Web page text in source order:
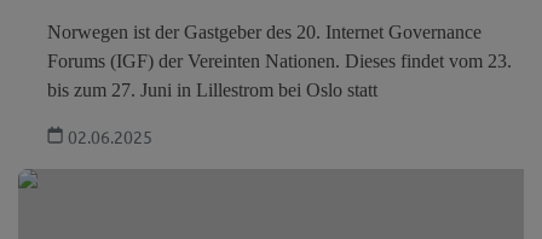
Norwegen ist der Gastgeber des 20. Internet Governance
Forums (IGF) der Vereinten Nationen. Dieses findet vom 23.
bis zum 27. Juni in Lillestrom bei Oslo statt
02.06.2025